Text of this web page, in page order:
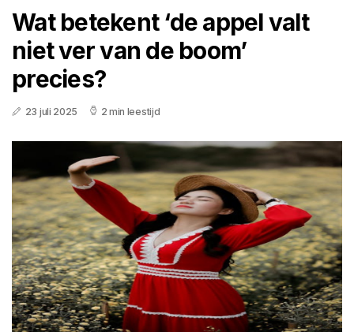
Wat betekent ‘de appel valt
niet ver van de boom’
precies?
23 juli 2025 2 min leestijd